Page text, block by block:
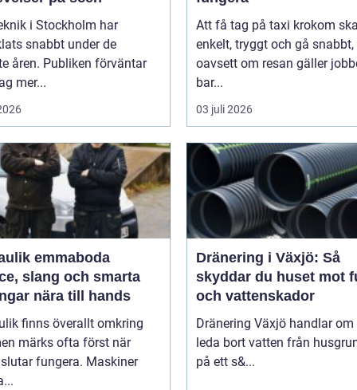
i Stockholm har
snabbt under de
åren. Publiken förväntar
mer...
Att få tag på taxi krokom
enkelt, tryggt och gå snabbt,
oavsett om resan gäller
bar...
03 juli 2026
emmaboda
slang och smarta
nära till hands
finns överallt omkring
märks ofta först när
fungera. Maskiner
Dränering i Växjö: Så
skyddar du huset mot
och vattenskador
Dränering Växjö handlar
leda bort vatten från
på ett s&...